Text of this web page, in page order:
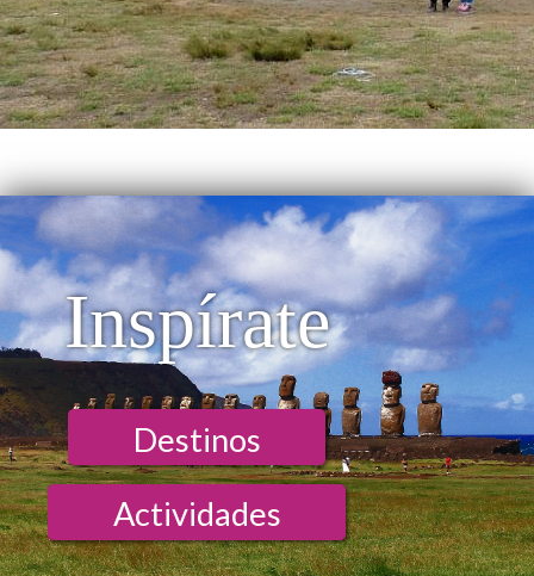
Inspírate
Destinos
Actividades